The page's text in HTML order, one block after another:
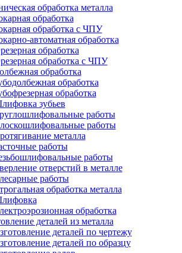
обработка металла
обработка
обработка с ЧПУ
автоматная обработка
обработка
обработка c ЧПУ
обработка
обработка
обработка
зубьев
работы
работы
металла
работы
работы
отверстий в металле
работы
обработка металла
обработка
деталей из металла
деталей по чертежу
деталей по образцу